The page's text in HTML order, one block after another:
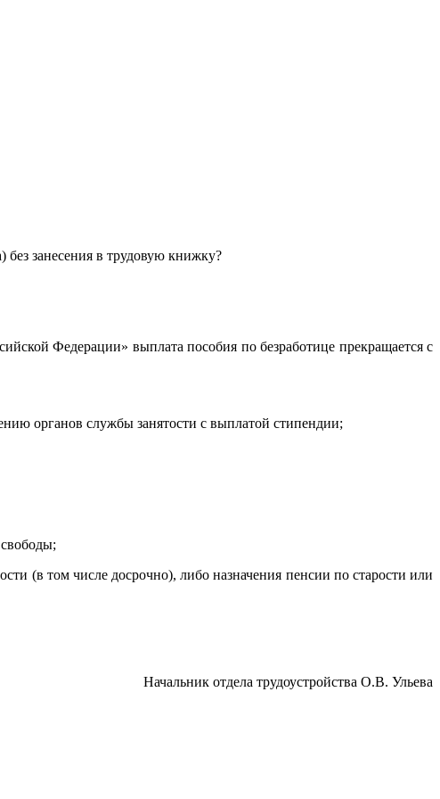
без занесения в трудовую книжку?
Федерации» выплата пособия по безработице прекращается с
органов службы занятости с выплатой стипендии;
(в том числе досрочно), либо назначения пенсии по старости или
Начальник отдела трудоустройства О.В. Ульева